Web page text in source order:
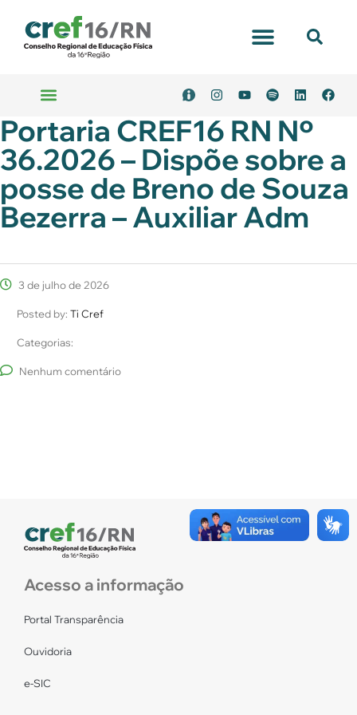
Portaria CREF16 RN Nº
36.2026 – Dispõe sobre a
posse de Breno de Souza
Bezerra – Auxiliar Adm
3 de julho de 2026
Posted by: Ti Cref
Categorias:
Nenhum comentário
Acesso a informação
Portal Transparência
Ouvidoria
e-SIC